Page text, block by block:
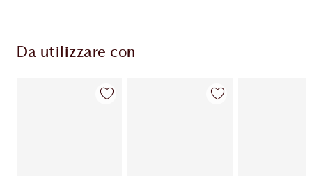
Da utilizzare con